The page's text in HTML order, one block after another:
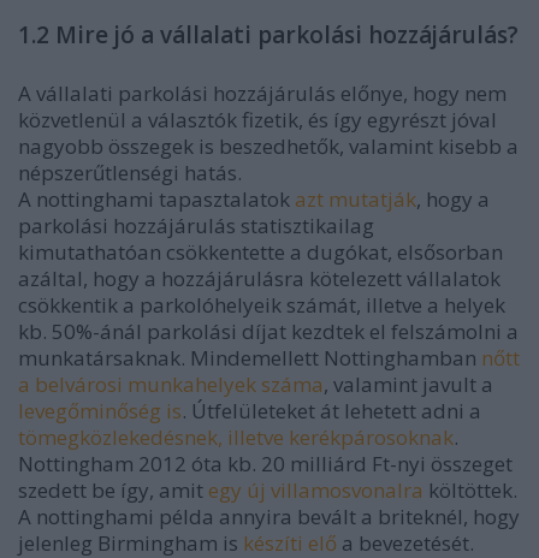
1.2 Mire jó a vállalati parkolási hozzájárulás?
A vállalati parkolási hozzájárulás előnye, hogy nem
közvetlenül a választók fizetik, és így egyrészt jóval
nagyobb összegek is beszedhetők, valamint kisebb a
népszerűtlenségi hatás.
A nottinghami tapasztalatok azt mutatják, hogy a
parkolási hozzájárulás statisztikailag
kimutathatóan csökkentette a dugókat, elsősorban
azáltal, hogy a hozzájárulásra kötelezett vállalatok
csökkentik a parkolóhelyeik számát, illetve a helyek
kb. 50%-ánál parkolási díjat kezdtek el felszámolni a
munkatársaknak. Mindemellett Nottinghamban nőtt
a belvárosi munkahelyek száma, valamint javult a
levegőminőség is. Útfelületeket át lehetett adni a
tömegközlekedésnek, illetve kerékpárosoknak.
Nottingham 2012 óta kb. 20 milliárd Ft-nyi összeget
szedett be így, amit egy új villamosvonalra költöttek.
A nottinghami példa annyira bevált a briteknél, hogy
jelenleg Birmingham is készíti elő a bevezetését.